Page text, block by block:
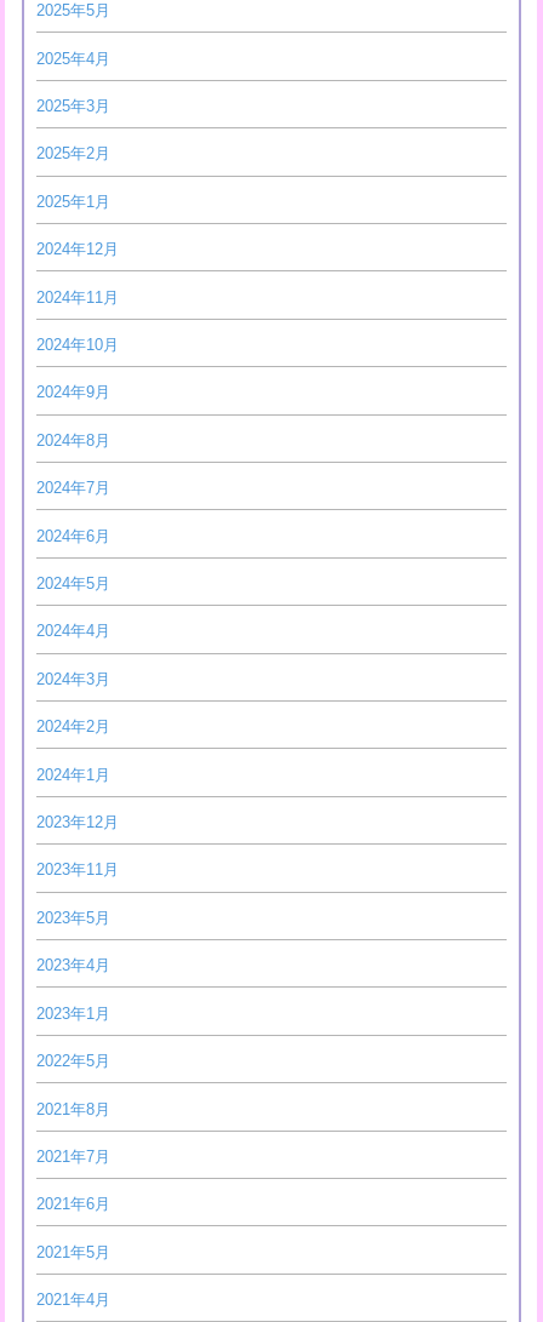
2025年5月
2025年4月
2025年3月
2025年2月
2025年1月
2024年12月
2024年11月
2024年10月
2024年9月
2024年8月
2024年7月
2024年6月
2024年5月
2024年4月
2024年3月
2024年2月
2024年1月
2023年12月
2023年11月
2023年5月
2023年4月
2023年1月
2022年5月
2021年8月
2021年7月
2021年6月
2021年5月
2021年4月